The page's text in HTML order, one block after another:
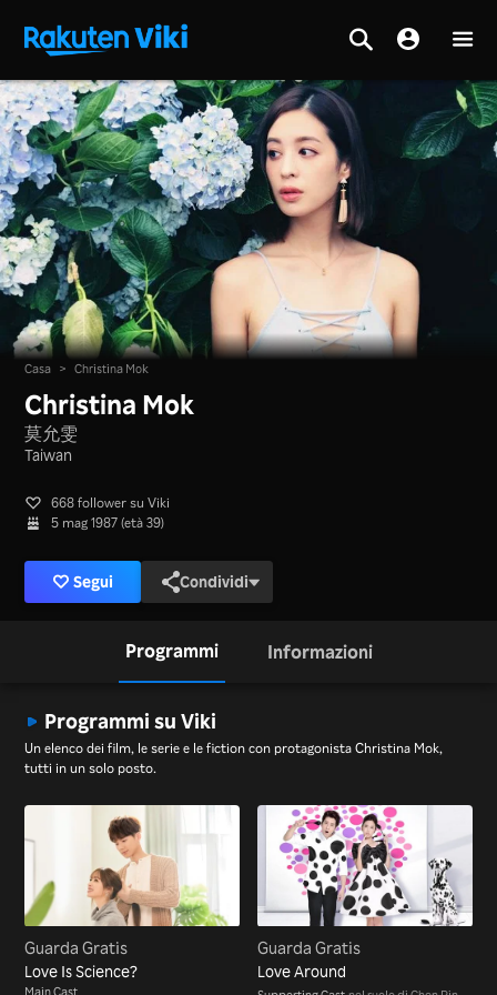
Casa > Christina Mok
Christina Mok
莫允雯
Taiwan
668 follower su Viki
5 mag 1987 (età 39)
Segui Condividi
Programmi Informazioni
Programmi su Viki
Un elenco dei film, le serie e le fiction con protagonista Christina Mok,
tutti in un solo posto.
Guarda Gratis
Love Is Science?
Main Cast
Guarda Gratis
Love Around